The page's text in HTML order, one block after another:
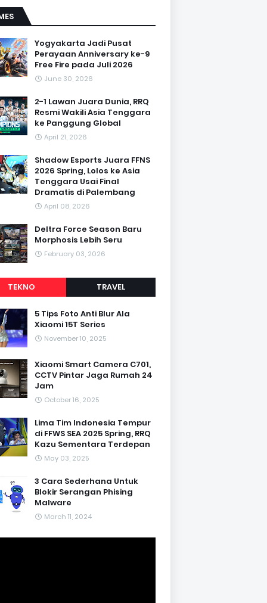
Yogyakarta Jadi Pusat
Perayaan Anniversary ke-9
Free Fire pada Juli 2026
June 30, 2026
2-1 Lawan Juara Dunia, RRQ
Resmi Wakili Asia Tenggara
ke Panggung Global
April 21, 2026
Shadow Esports Juara FFNS
2026 Spring, Lolos ke Asia
Tenggara Usai Final
Dramatis di Palembang
April 08, 2026
Deltra Force Season Baru
Morphosis Lebih Seru
February 03, 2026
TEKNO TRAVEL
5 Tips Foto Anti Blur Ala
Xiaomi 15T Series
November 10, 2025
Xiaomi Smart Camera C701,
CCTV Pintar Jaga Rumah 24
Jam
October 16, 2025
Lima Tim Indonesia Tempur
di FFWS SEA 2025 Spring, RRQ
Kazu Sementara Terdepan
May 03, 2025
3 Cara Sederhana Untuk
Blokir Serangan Phising
Malware
March 11, 2024